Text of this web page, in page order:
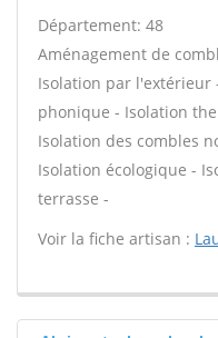
Département: 48
Aménagement de
Isolation par l'extérieur
phonique - Isolation
Isolation des combles
Isolation écologique -
terrasse -
Voir la fiche artisan :